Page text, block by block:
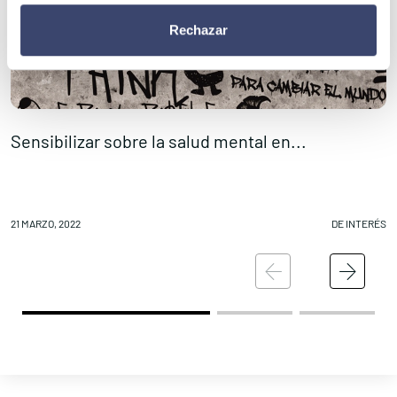
Rechazar
Sensibilizar sobre la salud mental en...
21 MARZO, 2022 DE INTERÉS